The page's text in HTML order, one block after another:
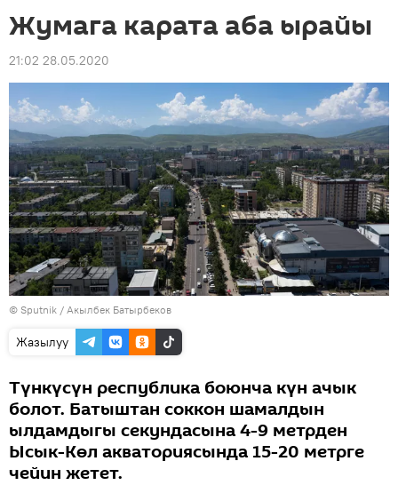
Жумага карата аба ырайы
21:02 28.05.2020
© Sputnik / Акылбек Батырбеков
Жазылуу
Түнкүсүн республика боюнча күн ачык
болот. Батыштан соккон шамалдын
ылдамдыгы секундасына 4-9 метрден
Ысык-Көл акваториясында 15-20 метрге
чейин жетет.